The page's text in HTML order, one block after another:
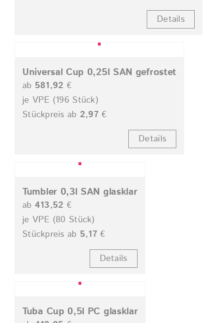
Details
Universal Cup 0,25l SAN gefrostet
ab 581,92 €
je VPE (196 Stück)
Stückpreis ab 2,97 €
Details
Tumbler 0,3l SAN glasklar
ab 413,52 €
je VPE (80 Stück)
Stückpreis ab 5,17 €
Details
Tuba Cup 0,5l PC glasklar